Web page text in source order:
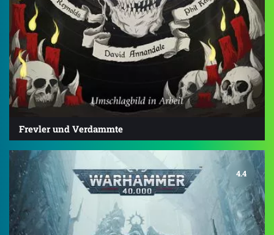
Frevler und Verdammte
4.4